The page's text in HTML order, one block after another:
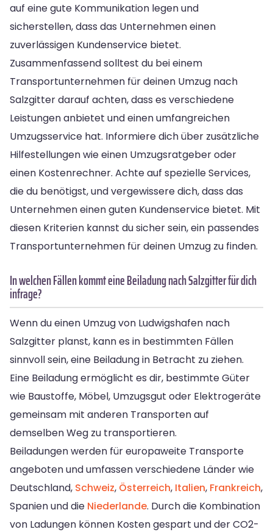
auf eine gute Kommunikation legen und
sicherstellen, dass das Unternehmen einen
zuverlässigen Kundenservice bietet.
Zusammenfassend solltest du bei einem
Transportunternehmen für deinen Umzug nach
Salzgitter darauf achten, dass es verschiedene
Leistungen anbietet und einen umfangreichen
Umzugsservice hat. Informiere dich über zusätzliche
Hilfestellungen wie einen Umzugsratgeber oder
einen Kostenrechner. Achte auf spezielle Services,
die du benötigst, und vergewissere dich, dass das
Unternehmen einen guten Kundenservice bietet. Mit
diesen Kriterien kannst du sicher sein, ein passendes
Transportunternehmen für deinen Umzug zu finden.
In welchen Fällen kommt eine Beiladung nach Salzgitter für dich
infrage?
Wenn du einen Umzug von Ludwigshafen nach
Salzgitter planst, kann es in bestimmten Fällen
sinnvoll sein, eine Beiladung in Betracht zu ziehen.
Eine Beiladung ermöglicht es dir, bestimmte Güter
wie Baustoffe, Möbel, Umzugsgut oder Elektrogeräte
gemeinsam mit anderen Transporten auf
demselben Weg zu transportieren.
Beiladungen werden für europaweite Transporte
angeboten und umfassen verschiedene Länder wie
Deutschland, Schweiz, Österreich, Italien, Frankreich,
Spanien und die Niederlande. Durch die Kombination
von Ladungen können Kosten gespart und der CO2-